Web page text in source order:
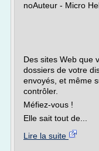
noAuteur - Micro
Des sites Web que
dossiers de votre
envoyés, et même
contrôler.
Méfiez-vous !
Elle sait tout de...
Lire la suite